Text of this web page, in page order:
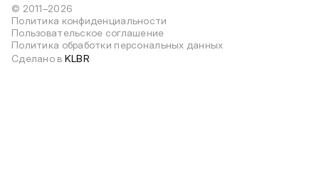
© 2011–2026
Политика конфиденциальности
Пользовательское соглашение
Политика обработки персональных данных
Сделано в KLBR